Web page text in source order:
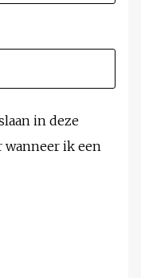
in deze
wanneer ik een